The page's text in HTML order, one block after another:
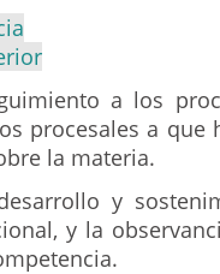
a los
procesales a
la materia.
y
y la